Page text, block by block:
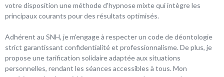
votre disposition une méthode d'hypnose mixte qui intègre les
principaux courants pour des résultats optimisés.
Adhérent au SNH, je m'engage à respecter un code de déontologie
strict garantissant confidentialité et professionnalisme. De plus, je
propose une tarification solidaire adaptée aux situations
personnelles, rendant les séances accessibles à tous. Mon